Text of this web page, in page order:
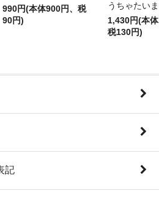
990円(本体900円、税
90円)
うちゃたい
1,430円(本
税130円)
記